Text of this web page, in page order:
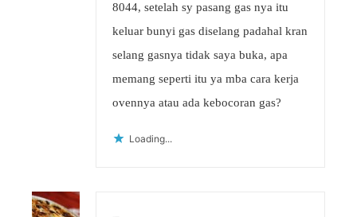
8044, setelah sy pasang gas nya itu
keluar bunyi gas diselang padahal kran
selang gasnya tidak saya buka, apa
memang seperti itu ya mba cara kerja
ovennya atau ada kebocoran gas?
Loading...